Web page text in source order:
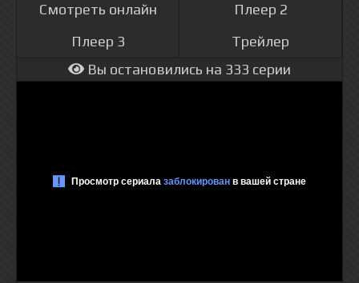
Смотреть онлайн
Плеер 2
Плеер 3
Трейлер
Вы остановились на 333 серии